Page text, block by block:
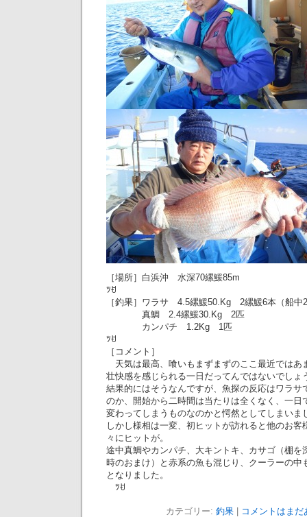
［場所］白浜沖 水深70縲鰀85m
ﾂꀀ
［釣果］ワラサ 4.5縲鰀50.Kg 2縲鰀6本（船中
真鯛 2.4縲鰀30.Kg 2匹
カンパチ 1.2Kg 1匹
ﾂꀀ
［コメント］
天気は最高、喰いもまずまずのここ最近ではあ
壮快感を感じられる一日だってんではないでしょ
結果的にはそうなんですが、魚探の反応はワラサ
のか、開始から二時間は当たりは全くなく、一日
変わってしまうものなのかと愕然としてしまいま
しかし様相は一変、初ヒットが訪れると他のお客
々にヒットが。
途中真鯛やカンパチ、大キントキ、カサゴ（棚を
時のおまけ）と赤系の魚も混じり、クーラーの中
となりました。
ﾂꀀ
カテゴリー: 釣果| コメントはまだ